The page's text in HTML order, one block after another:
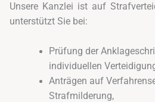
Unsere Kanzlei ist auf
unterstützt Sie bei:
Prüfung der
individuellen
Anträgen auf
Strafmilderung,